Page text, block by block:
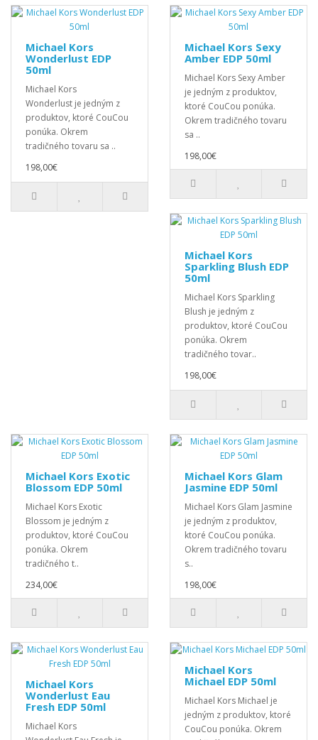
Michael Kors
Wonderlust EDP
50ml
Michael Kors
Wonderlust je jedným z
produktov, ktoré CouCou
ponúka. Okrem
tradičného tovaru sa ..
198,00€
Michael Kors Sexy
Amber EDP 50ml
Michael Kors Sexy Amber
je jedným z produktov,
ktoré CouCou ponúka.
Okrem tradičného tovaru
sa ..
198,00€
Michael Kors
Sparkling Blush EDP
50ml
Michael Kors Sparkling
Blush je jedným z
produktov, ktoré CouCou
ponúka. Okrem
tradičného tovar..
198,00€
Michael Kors Exotic
Blossom EDP 50ml
Michael Kors Exotic
Blossom je jedným z
produktov, ktoré CouCou
ponúka. Okrem
tradičného t..
234,00€
Michael Kors Glam
Jasmine EDP 50ml
Michael Kors Glam Jasmine
je jedným z produktov,
ktoré CouCou ponúka.
Okrem tradičného tovaru
s..
198,00€
Michael Kors
Wonderlust Eau
Fresh EDP 50ml
Michael Kors
Michael Kors
Michael EDP 50ml
Michael Kors Michael je
jedným z produktov, ktoré
CouCou ponúka. Okrem